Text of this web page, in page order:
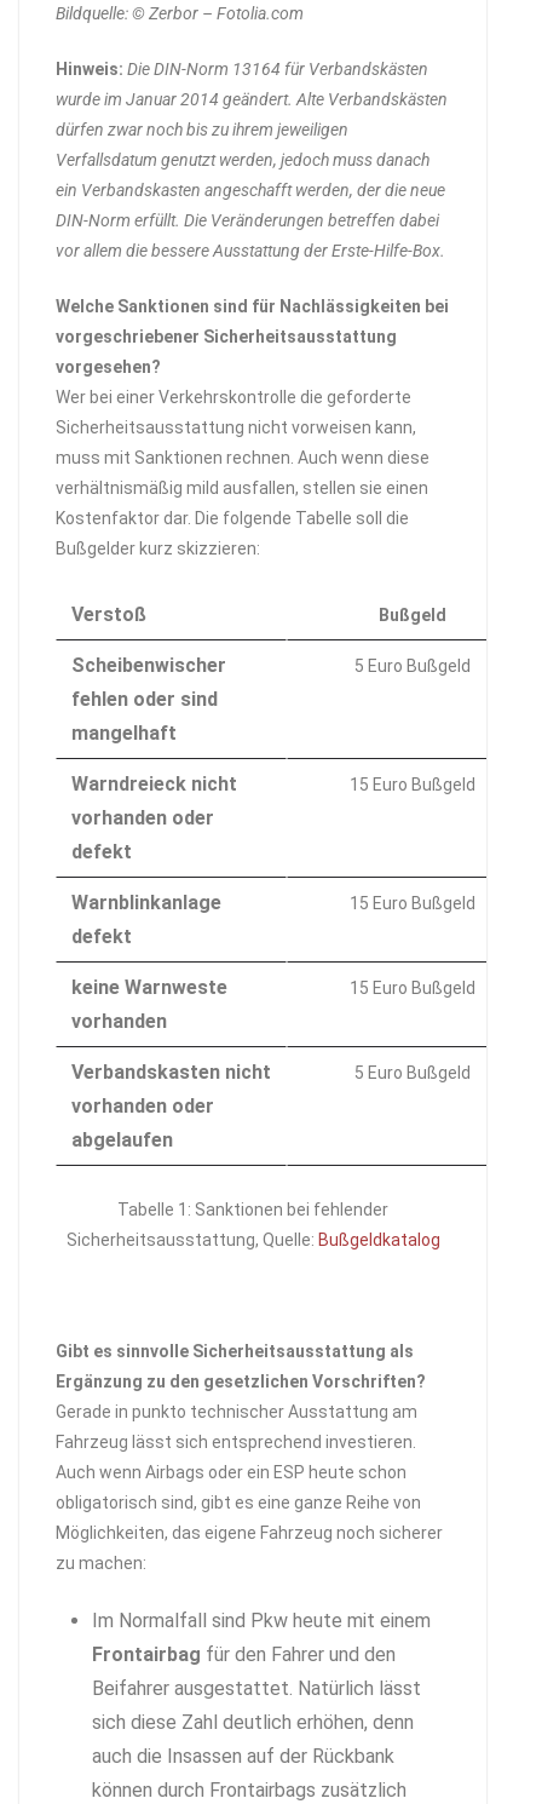
Bildquelle: © Zerbor – Fotolia.com
Hinweis: Die DIN-Norm 13164 für Verbandskästen
wurde im Januar 2014 geändert. Alte Verbandskästen
dürfen zwar noch bis zu ihrem jeweiligen
Verfallsdatum genutzt werden, jedoch muss danach
ein Verbandskasten angeschafft werden, der die neue
DIN-Norm erfüllt. Die Veränderungen betreffen dabei
vor allem die bessere Ausstattung der Erste-Hilfe-Box.
Welche Sanktionen sind für Nachlässigkeiten bei
vorgeschriebener Sicherheitsausstattung
vorgesehen?
Wer bei einer Verkehrskontrolle die geforderte
Sicherheitsausstattung nicht vorweisen kann,
muss mit Sanktionen rechnen. Auch wenn diese
verhältnismäßig mild ausfallen, stellen sie einen
Kostenfaktor dar. Die folgende Tabelle soll die
Bußgelder kurz skizzieren:
Verstoß Bußgeld
Scheibenwischer
fehlen oder sind
mangelhaft
5 Euro Bußgeld
Warndreieck nicht
vorhanden oder
defekt
15 Euro Bußgeld
Warnblinkanlage
defekt
15 Euro Bußgeld
keine Warnweste
vorhanden
15 Euro Bußgeld
Verbandskasten nicht
vorhanden oder
abgelaufen
5 Euro Bußgeld
Tabelle 1: Sanktionen bei fehlender
Sicherheitsausstattung, Quelle: Bußgeldkatalog
Gibt es sinnvolle Sicherheitsausstattung als
Ergänzung zu den gesetzlichen Vorschriften?
Gerade in punkto technischer Ausstattung am
Fahrzeug lässt sich entsprechend investieren.
Auch wenn Airbags oder ein ESP heute schon
obligatorisch sind, gibt es eine ganze Reihe von
Möglichkeiten, das eigene Fahrzeug noch sicherer
zu machen:
Im Normalfall sind Pkw heute mit einem
Frontairbag für den Fahrer und den
Beifahrer ausgestattet. Natürlich lässt
sich diese Zahl deutlich erhöhen, denn
auch die Insassen auf der Rückbank
können durch Frontairbags zusätzlich